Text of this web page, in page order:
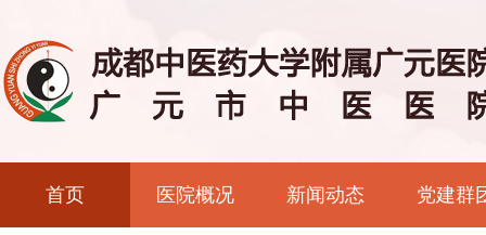
首页 医院概况 新闻动态 党建群